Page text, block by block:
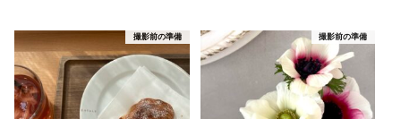
撮影前の準備 撮影前の準備